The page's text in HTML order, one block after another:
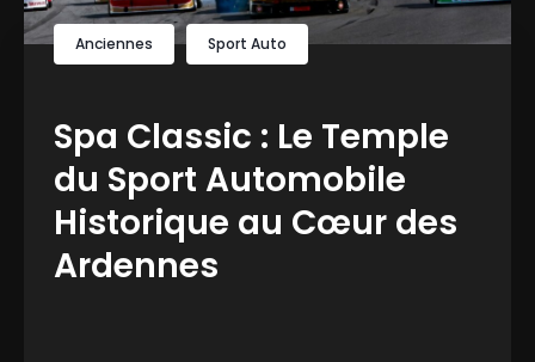
Anciennes Sport Auto
Spa Classic : Le Temple
du Sport Automobile
Historique au Cœur des
Ardennes